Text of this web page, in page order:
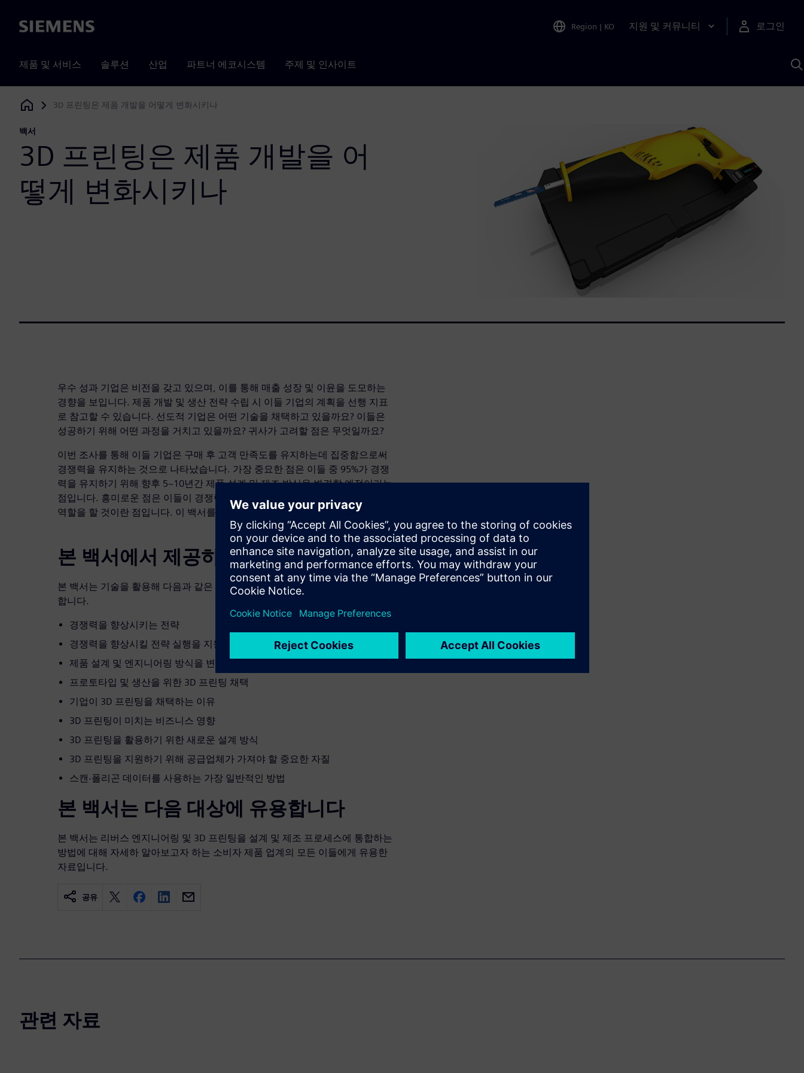
Siemens Region | KO 지원 및 커뮤니티 로그인
제품 및 서비스 솔루션 산업 파트너 에코시스템 주제 및 인사이트
Siemens Digital Industries Software
3D 프린팅은 제품 개발을 어떻게 변화시키나
백서
3D 프린팅은 제품 개발을 어
떻게 변화시키나
우수 성과 기업은 비전을 갖고 있으며, 이를 통해 매출 성장 및 이윤을 도모하는
경향을 보입니다. 제품 개발 및 생산 전략 수립 시 이들 기업의 계획을 선행 지표
로 참고할 수 있습니다. 선도적 기업은 어떤 기술을 채택하고 있을까요? 이들은
성공하기 위해 어떤 과정을 거치고 있을까요? 귀사가 고려할 점은 무엇일까요?
이번 조사를 통해 이들 기업은 구매 후 고객 만족도를 유지하는데 집중함으로써
경쟁력을 유지하는 것으로 나타났습니다. 가장 중요한 점은 이들 중 95%가 경쟁
력을 유지하기 위해 향후 5~10년간 제품 설계 및 제조 방식을 변경할 예정이라는
점입니다. 흥미로운 점은 이들이 경쟁력을 달성하는데 있어 3D 프린팅이 중요한
역할을 할 것이란 점입니다. 이 백서를 통해 자세히 알아보십시오.
본 백서에서 제공하는 내용
본 백서는 기술을 활용해 다음과 같은 프로세스를 향상시킬 수 있는 방법을 소개
합니다.
경쟁력을 향상시키는 전략
경쟁력을 향상시킬 전략 실행을 지원하는 기술
제품 설계 및 엔지니어링 방식을 변화시키는 방법
프로토타입 및 생산을 위한 3D 프린팅 채택
기업이 3D 프린팅을 채택하는 이유
3D 프린팅이 미치는 비즈니스 영향
3D 프린팅을 활용하기 위한 새로운 설계 방식
3D 프린팅을 지원하기 위해 공급업체가 가져야 할 중요한 자질
스캔·폴리곤 데이터를 사용하는 가장 일반적인 방법
본 백서는 다음 대상에 유용합니다
본 백서는 리버스 엔지니어링 및 3D 프린팅을 설계 및 제조 프로세스에 통합하는
방법에 대해 자세하 알아보고자 하는 소비자 제품 업계의 모든 이들에게 유용한
자료입니다.
공유
관련 자료